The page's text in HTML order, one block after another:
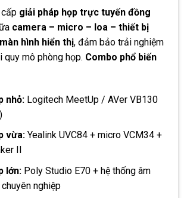
cấp giải pháp họp trực tuyến đồng
camera – micro – loa – thiết bị
hình hiển thị, đảm bảo trải nghiệm
quy mô phòng họp. Combo phổ biến
nhỏ:Logitech MeetUp / AVer VB130
vừa:Yealink UVC84 + micro VCM34 +
II
lớn:Poly Studio E70 + hệ thống âm
nghiệp